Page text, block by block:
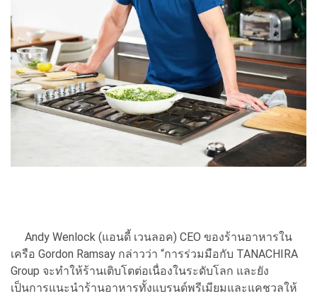
Andy Wenlock (แอนดี้ เวนลอค) CEO ของร้านอาหารใน
เครือ Gordon Ramsay กล่าวว่า “การร่วมมือกับ TANACHIRA
Group จะทำให้ร้านเติบโตต่อเนื่องในระดับโลก และยัง
เป็นการแนะนำร้านอาหารทั้งแบรนด์พรีเมียมและแคชวลให้